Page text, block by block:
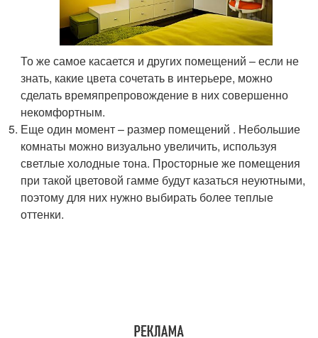
То же самое касается и других помещений – если не
знать, какие цвета сочетать в интерьере, можно
сделать времяпрепровождение в них совершенно
некомфортным.
Еще один момент – размер помещений . Небольшие
комнаты можно визуально увеличить, используя
светлые холодные тона. Просторные же помещения
при такой цветовой гамме будут казаться неуютными,
поэтому для них нужно выбирать более теплые
оттенки.